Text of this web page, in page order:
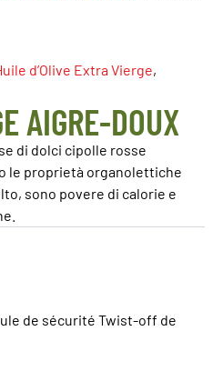
d’Olive Extra Vierge,
AIGRE-DOUX
di dolci cipolle rosse
le proprietà organolettiche
sono povere di calorie e
de sécurité Twist-off de